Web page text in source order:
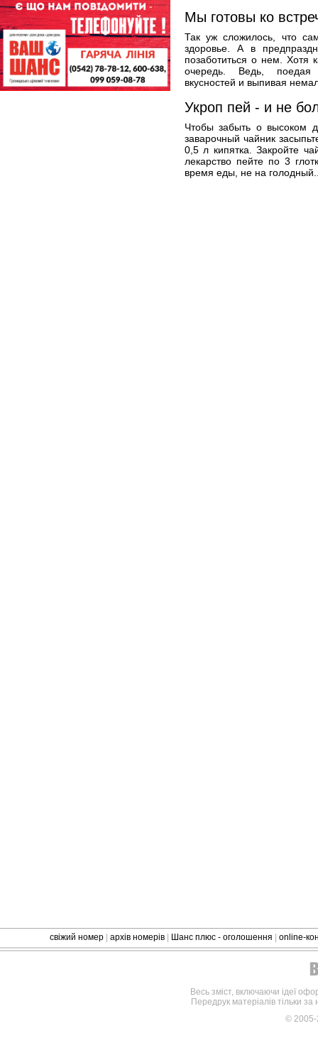
Мы готовы ко
Так уж сложилось, что
здоровье. А в
позаботиться о нем. Хотя
очередь. Ведь, поедая
вкусностей и выпивая
Укроп пей - и не
Чтобы забыть о высоком
заварочный чайник
0,5 л кипятка. Закройте
лекарство пейте по 3
время еды, не на
свіжий номер архів номерів Шанс плюс - оголошення online-
Весь зміст, включаючи ідеї
Передрук матеріалів тільки
©